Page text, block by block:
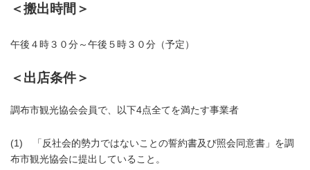
＜搬出時間＞
午後４時３０分～午後５時３０分（予定）
＜出店条件＞
調布市観光協会会員で、以下4点全てを満たす事業者
(1) 「反社会的勢力ではないことの誓約書及び照会同意書」を調
布市観光協会に提出していること。